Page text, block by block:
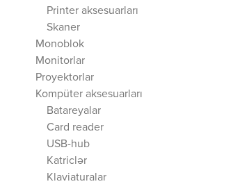
Printer aksesuarları
Skaner
Monoblok
Monitorlar
Proyektorlar
Kompüter aksesuarları
Batareyalar
Card reader
USB-hub
Katriclər
Klaviaturalar